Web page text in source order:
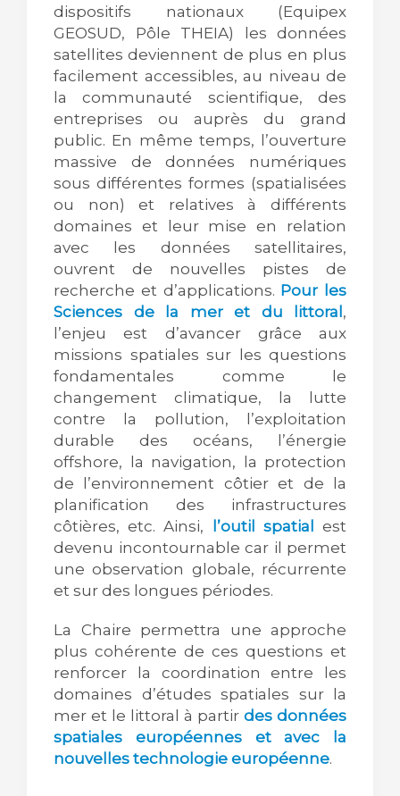
dispositifs nationaux (Equipex
GEOSUD, Pôle THEIA) les données
satellites deviennent de plus en plus
facilement accessibles, au niveau de
la communauté scientifique, des
entreprises ou auprès du grand
public. En même temps, l’ouverture
massive de données numériques
sous différentes formes (spatialisées
ou non) et relatives à différents
domaines et leur mise en relation
avec les données satellitaires,
ouvrent de nouvelles pistes de
recherche et d’applications. Pour les
Sciences de la mer et du littoral,
l’enjeu est d’avancer grâce aux
missions spatiales sur les questions
fondamentales comme le
changement climatique, la lutte
contre la pollution, l’exploitation
durable des océans, l’énergie
offshore, la navigation, la protection
de l’environnement côtier et de la
planification des infrastructures
côtières, etc. Ainsi,
l’outil spatial est
devenu incontournable car il permet
une observation globale, récurrente
et sur des longues périodes.
La Chaire permettra une approche
plus cohérente de ces questions et
renforcer la coordination entre les
domaines d’études spatiales sur la
mer et le littoral à partir des données
spatiales européennes et avec la
nouvelles technologie européenne.